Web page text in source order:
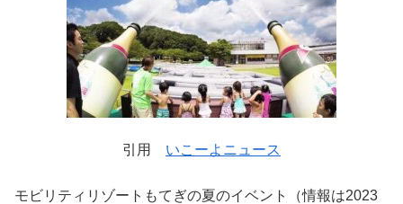
引用 いこーよニュース
モビリティリゾートもてぎの夏のイベント（情報は2023